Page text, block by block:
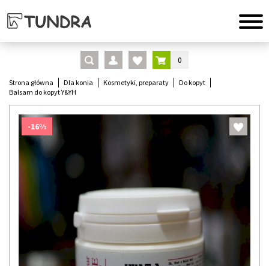
0
Strona główna Dla konia Kosmetyki, preparaty
Do kopyt
Balsam do kopyt Y&YH
-16%